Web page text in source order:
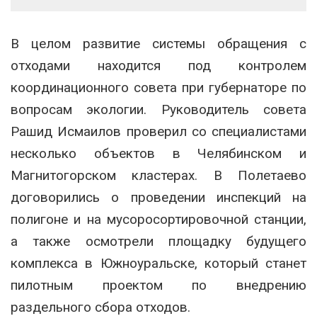
В целом развитие системы обращения с
отходами находится под контролем
координационного совета при губернаторе по
вопросам экологии. Руководитель совета
Рашид Исмаилов проверил со специалистами
несколько объектов в Челябинском и
Магнитогорском кластерах. В Полетаево
договорились о проведении инспекций на
полигоне и на мусоросортировочной станции,
а также осмотрели площадку будущего
комплекса в Южноуральске, который станет
пилотным проектом по внедрению
раздельного сбора отходов.